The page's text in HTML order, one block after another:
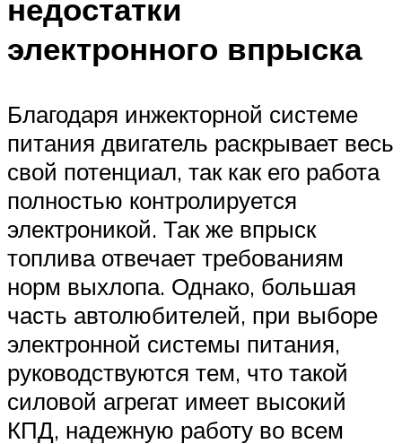
недостатки
электронного впрыска
Благодаря инжекторной системе
питания двигатель раскрывает весь
свой потенциал, так как его работа
полностью контролируется
электроникой. Так же впрыск
топлива отвечает требованиям
норм выхлопа. Однако, большая
часть автолюбителей, при выборе
электронной системы питания,
руководствуются тем, что такой
силовой агрегат имеет высокий
КПД, надежную работу во всем